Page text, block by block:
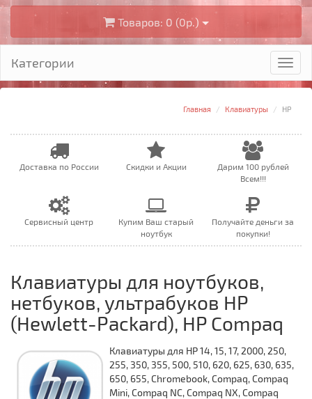
Товаров: 0 (0р.)
Категории
Главная Клавиатуры HP
Доставка по России Скидки и Акции
Дарим 100 рублей
Всем!!!
Сервисный центр
Купим Ваш старый
ноутбук
Получайте деньги за
покупки!
Клавиатуры для ноутбуков,
нетбуков, ультрабуков HP
(Hewlett-Packard), HP Compaq
Клавиатуры для HP 14, 15, 17, 2000, 250,
255, 350, 355, 500, 510, 620, 625, 630, 635,
650, 655, Chromebook, Compaq, Compaq
Mini, Compaq NC, Compaq NX, Compaq